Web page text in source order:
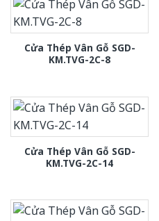
Cửa Thép Vân Gỗ SGD-
KM.TVG-2C-8
Cửa Thép Vân Gỗ SGD-
KM.TVG-2C-14